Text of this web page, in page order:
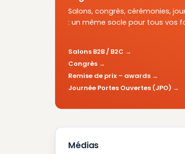
Salons, congrès, cérémonies,
: un même socle pour tous vos
Salons B2B / B2C
Congrès
Remise de prix – awards
Journée Portes Ouvertes (JPO)
Médias